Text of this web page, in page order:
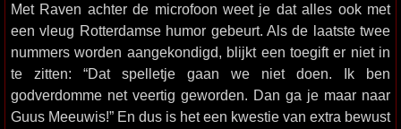
Met Raven achter de microfoon weet je dat alles ook met
een vleug Rotterdamse humor gebeurt. Als de laatste twee
nummers worden aangekondigd, blijkt een toegift er niet in
te zitten: “Dat spelletje gaan we niet doen. Ik ben
godverdomme net veertig geworden. Dan ga je maar naar
Guus Meeuwis!” En dus is het een kwestie van extra bewust